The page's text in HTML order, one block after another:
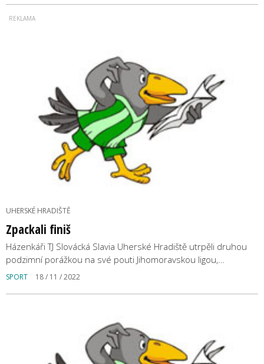
UHERSKÉ HRADIŠTĚ
Zpackali finiš
Házenkáři TJ Slovácká Slavia Uherské Hradiště utrpěli druhou
podzimní porážkou na své pouti Jihomoravskou ligou,…
SPORT 18 / 11 / 2022